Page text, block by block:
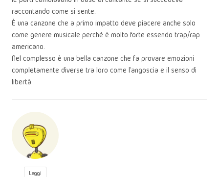
raccontando come si sente.
È una canzone che a primo impatto deve piacere anche solo
come genere musicale perché è molto forte essendo trap/rap
americano.
Nel complesso è una bella canzone che fa provare emozioni
completamente diverse tra loro come l'angoscia e il senso di
libertà.
Leggi